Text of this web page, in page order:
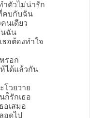
ำตัวไม่น่ารัก
คบกับฉัน
นเดียว
นฉัน
อต้องทำใจ
รอก
ได้แล้วกัน
โวยวาย
ก็รักเธอ
อเสมอ
อดไป